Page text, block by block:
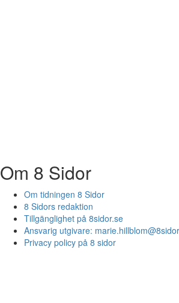
Om 8 Sidor
Om tidningen 8 Sidor
8 Sidors redaktion
Tillgänglighet på 8sidor.se
Ansvarig utgivare:
Privacy policy på 8 sidor